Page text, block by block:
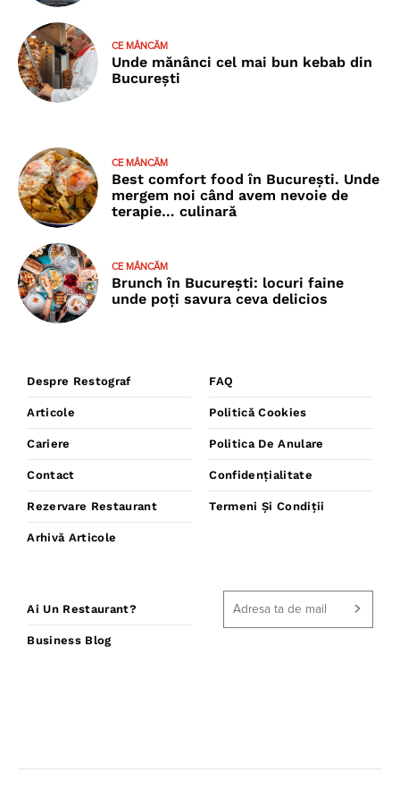
CE MÂNCĂM
Unde mănânci cel mai bun kebab din
București
CE MÂNCĂM
Best comfort food în București. Unde
mergem noi când avem nevoie de
terapie… culinară
CE MÂNCĂM
Brunch în București: locuri faine
unde poţi savura ceva delicios
Despre Restograf
Articole
Cariere
Contact
Rezervare Restaurant
Arhivă Articole
FAQ
Politică Cookies
Politica De Anulare
Confidențialitate
Termeni Și Condiții
Ai Un Restaurant?
Business Blog